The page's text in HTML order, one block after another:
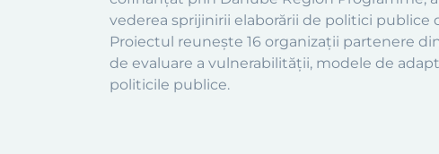
vederea sprijinirii elaborării de politici
Proiectul reunește 16 organizații partenere
de evaluare a vulnerabilității, modele de
politicile publice.